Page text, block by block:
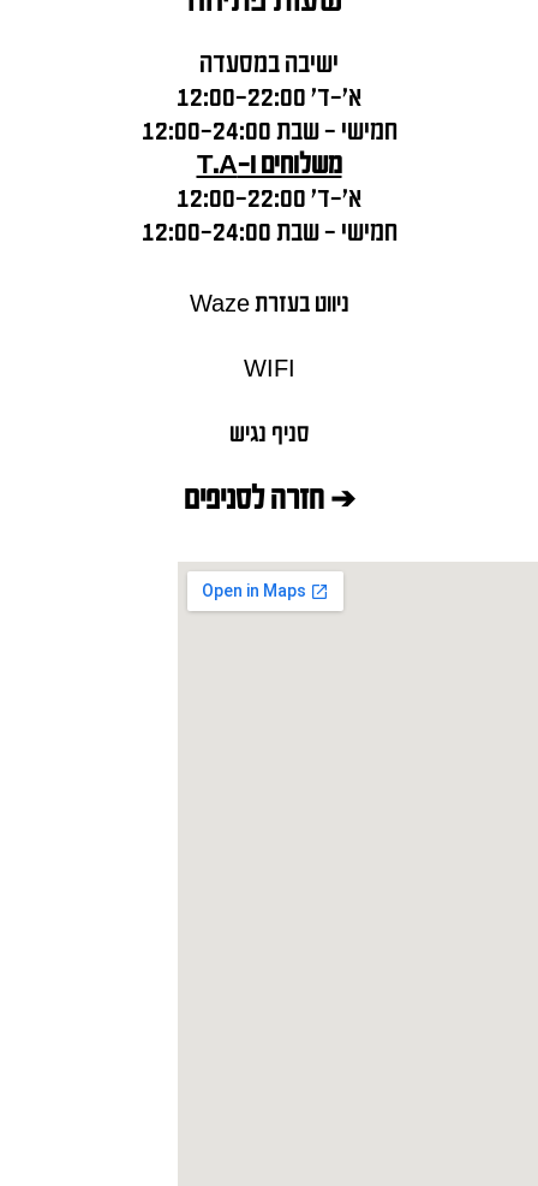
ישיבה במסעדה
א'-ד' 12:00-22:00
חמישי – שבת 12:00-24:00
משלוחים ו-T.A
א'-ד' 12:00-22:00
חמישי – שבת 12:00-24:00
ניווט בעזרת Waze
WIFI
סניף נגיש
➔ חזרה לסניפים